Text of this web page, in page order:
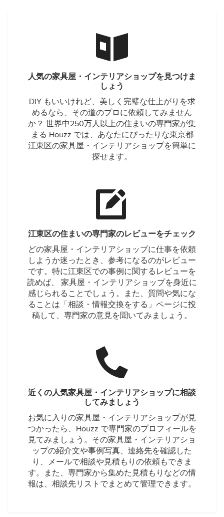
人気の家具屋・インテリアショップを見つけま
しょう
DIY もいいけれど、美しく完璧な仕上がりを求
めるなら、その道のプロに依頼してみません
か？ 世界中250万人以上の住まいの専門家が集
まる Houzz では、あなたにぴったりな東京都
江東区の家具屋・インテリアショップを簡単に
探せます。
江東区の住まいの専門家のレビューをチェック
どの家具屋・インテリアショップに仕事を依頼
しようか迷ったとき、参考になるのがレビュー
です。特に江東区での事例に関するレビューを
読めば、 家具屋・インテリアショップを身近に
感じられることでしょう。また、質問や気にな
ることは「相談・情報交換をする」ページに投
稿して、専門家の意見を聞いてみましょう。
近くの人気家具屋・インテリアショップに相談
してみましょう
お気に入りの家具屋・インテリアショップが見
つかったら、Houzz で専門家のプロフィールを
見てみましょう。その家具屋・インテリアショ
ップの紹介文や事例写真、連絡先を確認した
り、メールで相談や見積もりの依頼もできま
す。また、専門家から集めた見積もりなどの情
報は、相談先リストでまとめて管理できます。